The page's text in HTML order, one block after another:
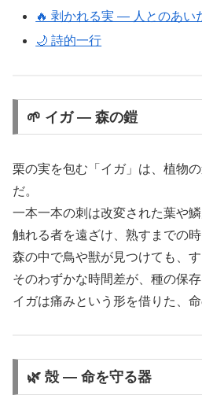
🔥 剥かれる実 ― 人とのあい
🌙 詩的一行
🌱 イガ ― 森の鎧
栗の実を包む「イガ」は、植物
だ。
一本一本の刺は改変された葉や鱗
触れる者を遠ざけ、熟すまでの時
森の中で鳥や獣が見つけても、
そのわずかな時間差が、種の保存
イガは痛みという形を借りた、命
🌿 殻 ― 命を守る器